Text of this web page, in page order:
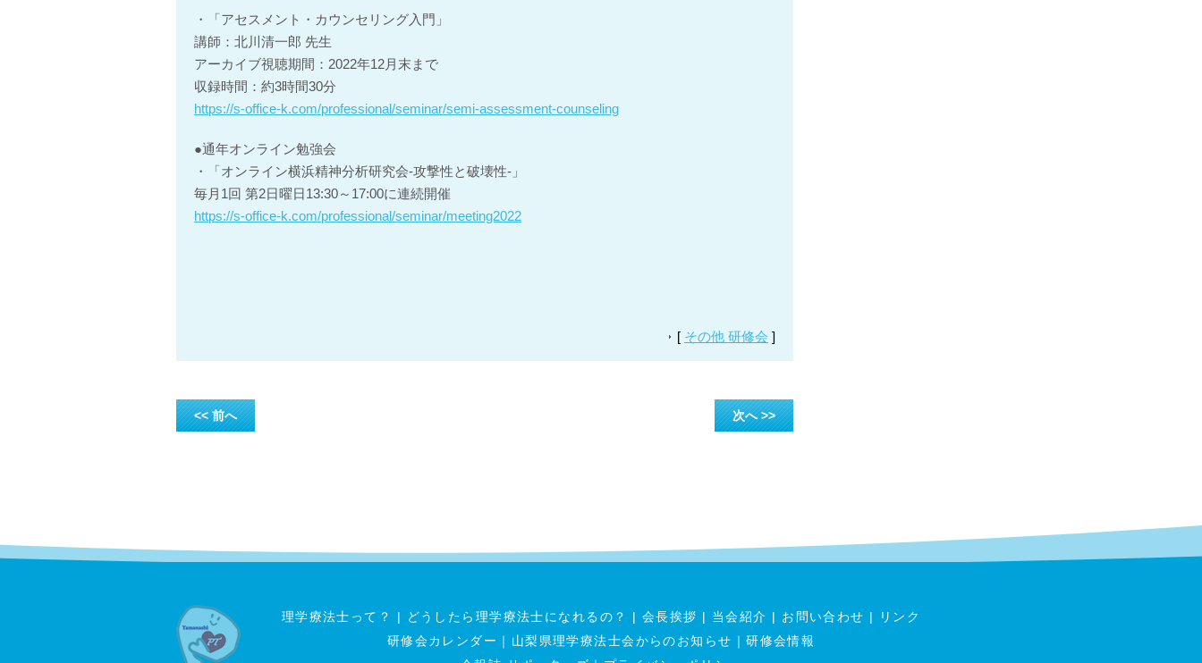
・「アセスメント・カウンセリング入門」
講師：北川清一郎 先生
アーカイブ視聴期間：2022年12月末まで
収録時間：約3時間30分
https://s-office-k.com/professional/seminar/semi-assessment-counseling
●通年オンライン勉強会
・「オンライン横浜精神分析研究会-攻撃性と破壊性-」
毎月1回 第2日曜日13:30～17:00に連続開催
https://s-office-k.com/professional/seminar/meeting2022
[ その他 研修会 ]
<< 前へ 次へ >>
理学療法士って？ | どうしたら理学療法士になれるの？ | 会長挨拶 | 当会紹介 | お問い合わせ |
リンク
研修会カレンダー ｜ 山梨県理学療法士会からのお知らせ ｜研修会情報